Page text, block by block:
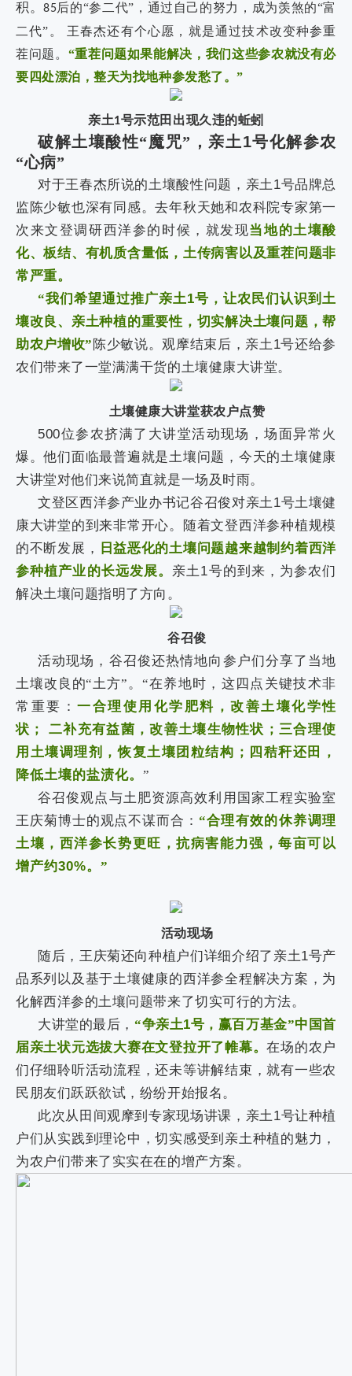
积。85后的“参二代”，通过自己的努力，成为羡煞的“富
二代”。
王春杰还有个心愿，就是通过技术改变种参重
茬问题。 “重茬问题如果能解决，我们这些参农就没有必
要四处漂泊，整天为找地种参发愁了。”
亲土1号示范田出现久违的蚯蚓
破解土壤酸性“魔咒”，亲土1号化解参农
“心病”
对于王春杰所说的土壤酸性问题，亲土1号品牌总
监陈少敏也深有同感。去年秋天她和农科院专家第一
次来文登调研西洋参的时候，就发现当地的土壤酸
化、板结、有机质含量低，土传病害以及重茬问题非
常严重。
“我们希望通过推广亲土1号，让农民们认识到土
壤改良、亲土种植的重要性，切实解决土壤问题，帮
助农户增收” 陈少敏说。观摩结束后，亲土1号还给参
农们带来了一堂满满干货的土壤健康大讲堂。
土壤健康大讲堂获农户点赞
500位参农挤满了大讲堂活动现场，场面异常火
爆。他们面临最普遍就是土壤问题，今天的土壤健康
大讲堂对他们来说简直就是一场及时雨。
文登区西洋参产业办书记谷召俊对亲土1号土壤健
康大讲堂的到来非常开心。随着文登西洋参种植规模
的不断发展，
日益恶化的土壤问题越来越制约着西洋
参种植产业的长远发展。 亲土1号的到来，为参农们
解决土壤问题指明了方向。
谷召俊
活动现场，谷召俊还热情地向参户们分享了当地
土壤改良的“土方”。“在养地时，这四点关键技术非
常重要： 一合理使用化学肥料，改善土壤化学性
状；
二补充有益菌，改善土壤生物性状；三合理使
用土壤调理剂，恢复土壤团粒结构；四秸秆还田，
降低土壤的盐渍化。 ”
谷召俊观点与土肥资源高效利用国家工程实验室
王庆菊博士的观点不谋而合：“合理有效的休养调理
土壤，西洋参长势更旺，抗病害能力强，每亩可以
增产约30%。 ”
活动现场
随后，王庆菊还向种植户们详细介绍了亲土1号产
品系列以及基于土壤健康的西洋参全程解决方案，为
化解西洋参的土壤问题带来了切实可行的方法。
大讲堂的最后， “争亲土1号，赢百万基金”中国首
届亲土状元选拔大赛在文登拉开了帷幕。在场的农户
们仔细聆听活动流程，还未等讲解结束，就有一些农
民朋友们跃跃欲试，纷纷开始报名。
此次从田间观摩到专家现场讲课，亲土1号让种植
户们从实践到理论中，切实感受到亲土种植的魅力，
为农户们带来了实实在在的增产方案。